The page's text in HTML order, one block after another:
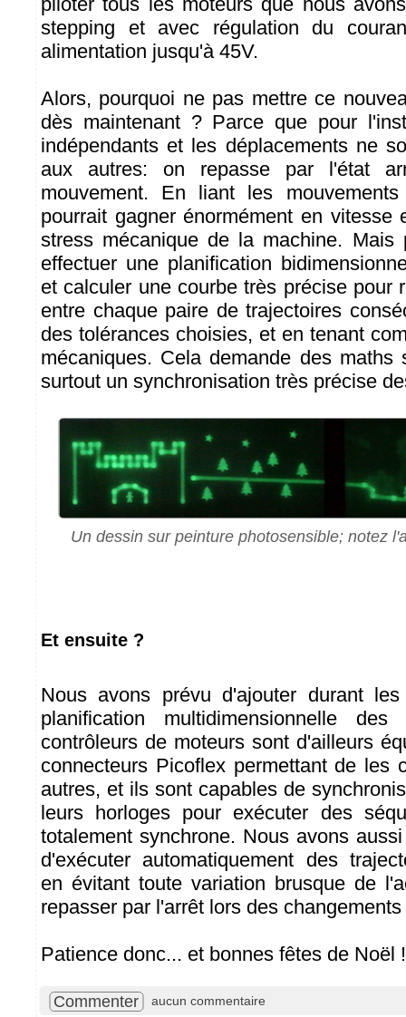
stepping et avec régulation du
alimentation jusqu'à 45V.
Alors, pourquoi ne pas mettre ce
dès maintenant ? Parce que pour
indépendants et les déplacements ne
aux autres: on repasse par l'état
mouvement. En liant les
pourrait gagner énormément en vitesse
stress mécanique de la machine. Mais
effectuer une planification
et calculer une courbe très précise pour
entre chaque paire de trajectoires
des tolérances choisies, et en tenant
mécaniques. Cela demande des maths
surtout un synchronisation très précise
Un dessin sur peinture photosensible; notez
Et ensuite ?
Nous avons prévu d'ajouter durant
planification multidimensionnelle des
contrôleurs de moteurs sont d'ailleurs
connecteurs Picoflex permettant de les
autres, et ils sont capables de
leurs horloges pour exécuter des
totalement synchrone. Nous avons
d'exécuter automatiquement des
en évitant toute variation brusque de
repasser par l'arrêt lors des
Patience donc... et bonnes fêtes de Noël !
Commenter aucun commentaire